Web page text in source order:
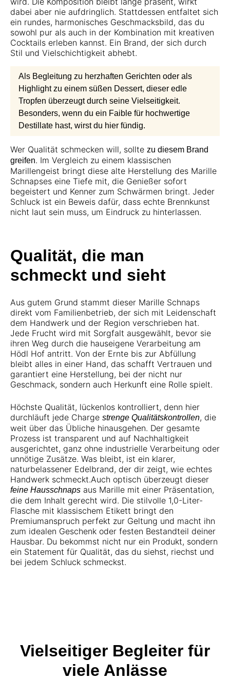
dabei aber nie aufdringlich. Stattdessen entfaltet sich
ein rundes, harmonisches Geschmacksbild, das du
sowohl pur als auch in der Kombination mit kreativen
Cocktails erleben kannst. Ein Brand, der sich durch
Stil und Vielschichtigkeit abhebt.
Als Begleitung zu herzhaften Gerichten oder als
Highlight zu einem süßen Dessert, dieser edle
Tropfen überzeugt durch seine Vielseitigkeit.
Besonders, wenn du ein Faible für hochwertige
Destillate hast, wirst du hier fündig.
Wer Qualität schmecken will, sollte zu diesem Brand
greifen. Im Vergleich zu einem klassischen
Marillengeist bringt diese alte Herstellung des Marille
Schnapses eine Tiefe mit, die Genießer sofort
begeistert und Kenner zum Schwärmen bringt. Jeder
Schluck ist ein Beweis dafür, dass echte Brennkunst
nicht laut sein muss, um Eindruck zu hinterlassen.
Qualität, die man
schmeckt und sieht
Aus gutem Grund stammt dieser Marille Schnaps
direkt vom Familienbetrieb, der sich mit Leidenschaft
dem Handwerk und der Region verschrieben hat.
Jede Frucht wird mit Sorgfalt ausgewählt, bevor sie
ihren Weg durch die hauseigene Verarbeitung am
Hödl Hof antritt. Von der Ernte bis zur Abfüllung
bleibt alles in einer Hand, das schafft Vertrauen und
garantiert eine Herstellung, bei der nicht nur
Geschmack, sondern auch Herkunft eine Rolle spielt.
Höchste Qualität, lückenlos kontrolliert, denn hier
durchläuft jede Charge strenge Qualitätskontrollen, die
weit über das Übliche hinausgehen. Der gesamte
Prozess ist transparent und auf Nachhaltigkeit
ausgerichtet, ganz ohne industrielle Verarbeitung oder
unnötige Zusätze. Was bleibt, ist ein klarer,
naturbelassener Edelbrand, der dir zeigt, wie echtes
Handwerk schmeckt.Auch optisch überzeugt dieser
feine Hausschnaps aus Marille mit einer Präsentation,
die dem Inhalt gerecht wird. Die stilvolle 1,0-Liter-
Flasche mit klassischem Etikett bringt den
Premiumanspruch perfekt zur Geltung und macht ihn
zum idealen Geschenk oder festen Bestandteil deiner
Hausbar. Du bekommst nicht nur ein Produkt, sondern
ein Statement für Qualität, das du siehst, riechst und
bei jedem Schluck schmeckst.
Vielseitiger Begleiter für
viele Anlässe